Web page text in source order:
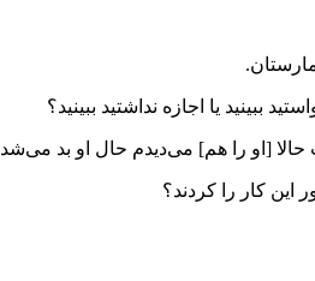
ببینید یا اجازه نداشتید ببینید؟
حالا [او را هم] می‌دیدم حال او بد
کار را کردند؟